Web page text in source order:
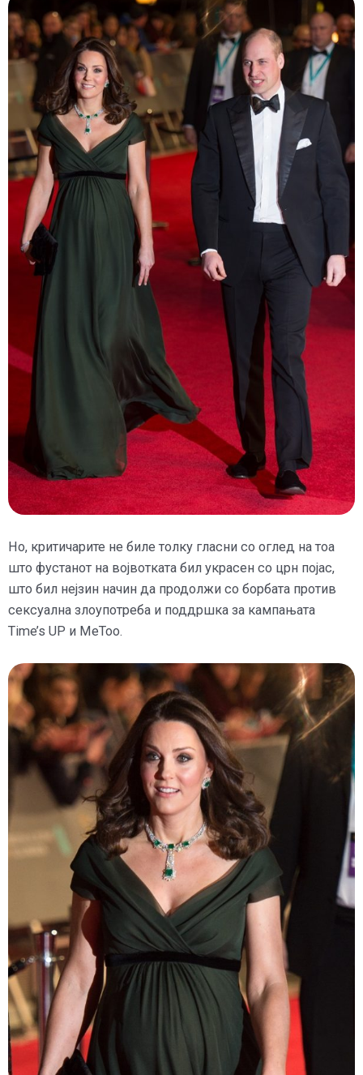
Но, критичарите не биле толку гласни со оглед на тоа
што фустанот на војвотката бил украсен со црн појас,
што бил нејзин начин да продолжи со борбата против
сексуална злоупотреба и поддршка за кампањата
Time’s UP и MeToo.